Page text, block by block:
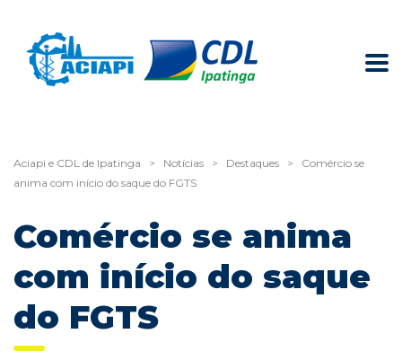
Aciapi e CDL de Ipatinga > Notícias > Destaques >
Comércio se
anima com início do saque do FGTS
Comércio se anima
com início do saque
do FGTS